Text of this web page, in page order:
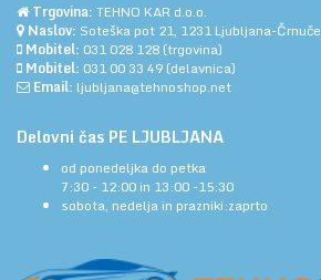
Trgovina: TEHNO KAR d.o.o.
Naslov: Soteška pot 21, 1231 Ljubljana-Črnuče
Mobitel: 031 028 128 (trgovina)
Mobitel: 031 00 33 49 (delavnica)
Email: ljubljana@tehnoshop.net
Delovni čas PE LJUBLJANA
od ponedeljka do petka
7:30 - 12:00 in 13:00 -15:30
sobota, nedelja in prazniki:zaprto